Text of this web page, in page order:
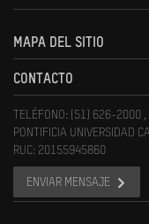
MAPA DEL SITIO
CONTACTO
TELÉFONO: (51) 626-2000
PONTIFICIA UNIVERSIDAD
RUC: 20155945860
ENVIAR MENSAJE